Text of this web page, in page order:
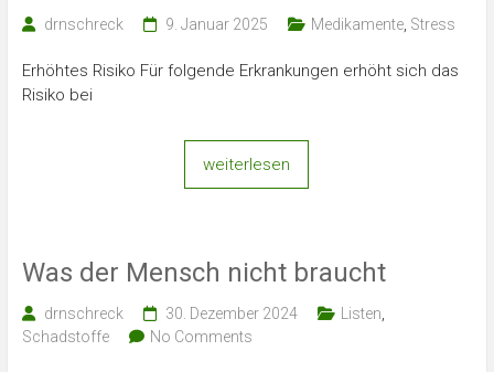
drnschreck 9. Januar 2025 Medikamente, Stress
Erhöhtes Risiko Für folgende Erkrankungen erhöht sich das
Risiko bei
weiterlesen
Was der Mensch nicht braucht
drnschreck 30. Dezember 2024 Listen
Schadstoffe
No Comments